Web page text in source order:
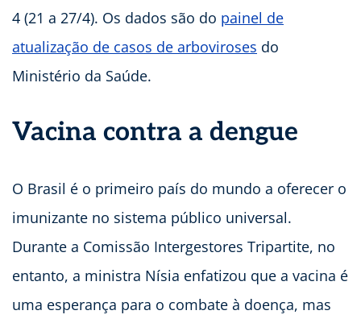
4 (21 a 27/4). Os dados são do painel de
atualização de casos de arboviroses do
Ministério da Saúde.
Vacina contra a dengue
O Brasil é o primeiro país do mundo a oferecer o
imunizante no sistema público universal.
Durante a Comissão Intergestores Tripartite, no
entanto, a ministra Nísia enfatizou que a vacina é
uma esperança para o combate à doença, mas